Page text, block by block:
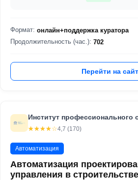
Формат: онлайн+поддержка куратора
Продолжительность (час.): 702
Перейти на сайт
Институт профессионального
☆☆☆☆☆
★★★★★4,7 (170)
Автоматизация
Автоматизация
управления в строительстве